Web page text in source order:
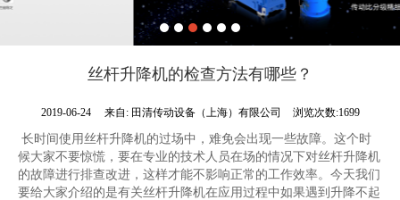
丝杆升降机的检查方法有哪些？
2019-06-24 来自: 田清传动设备（上海）有限公司 浏览次数:1699
长时间使用丝杆升降机的过场中，难免会出现一些故障。这个时
候大家不要惊慌，要在专业的技术人员在场的情况下对丝杆升降机
的故障进行排查改进，这样才能不影响正常的工作效率。今天我们
要给大家介绍的是有关丝杆升降机在应用过程中如果遇到升降不起